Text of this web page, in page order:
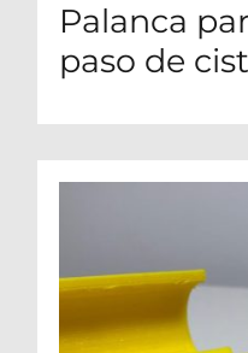
Palanca
paso de